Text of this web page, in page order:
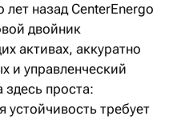
назад CenterEnergo
двойник
активах, аккуратно
и управленческий
здесь проста:
устойчивость требует